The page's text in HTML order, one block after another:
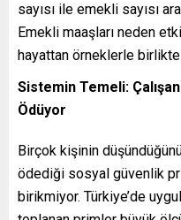
sayısı ile emekli sayısı
Emekli maaşları neden
hayattan örneklerle
Sistemin Temeli:
Ödüyor
Birçok kişinin
ödediği sosyal güvenlik
birikmiyor. Türkiye’de